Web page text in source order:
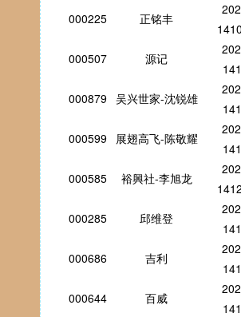
000225 正铭丰
000507 源记
000879 吴兴世家-沈锐雄
000599 展翅高飞-陈敬耀
000585 裕興社-李旭龙
000285 邱维登
000686 吉利
000644 百威